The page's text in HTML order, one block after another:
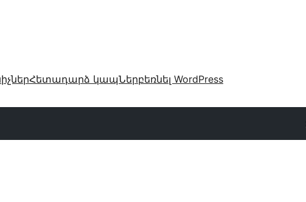
Հետադարձ կապՆերբեռնել WordPress